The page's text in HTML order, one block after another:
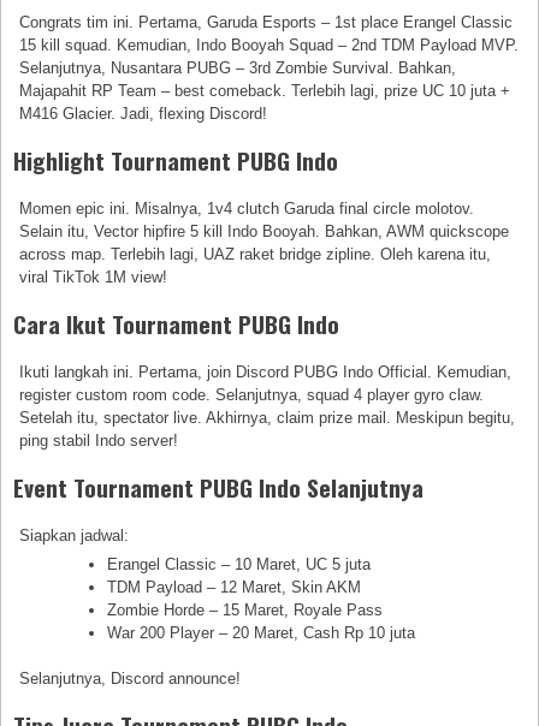
Congrats tim ini. Pertama, Garuda Esports – 1st place Erangel Classic
15 kill squad. Kemudian, Indo Booyah Squad – 2nd TDM Payload MVP.
Selanjutnya, Nusantara PUBG – 3rd Zombie Survival. Bahkan,
Majapahit RP Team – best comeback. Terlebih lagi, prize UC 10 juta +
M416 Glacier. Jadi, flexing Discord!
Highlight Tournament PUBG Indo
Momen epic ini. Misalnya, 1v4 clutch Garuda final circle molotov.
Selain itu, Vector hipfire 5 kill Indo Booyah. Bahkan, AWM quickscope
across map. Terlebih lagi, UAZ raket bridge zipline. Oleh karena itu,
viral TikTok 1M view!
Cara Ikut Tournament PUBG Indo
Ikuti langkah ini. Pertama, join Discord PUBG Indo Official. Kemudian,
register custom room code. Selanjutnya, squad 4 player gyro claw.
Setelah itu, spectator live. Akhirnya, claim prize mail. Meskipun begitu,
ping stabil Indo server!
Event Tournament PUBG Indo Selanjutnya
Siapkan jadwal:
Erangel Classic – 10 Maret, UC 5 juta
TDM Payload – 12 Maret, Skin AKM
Zombie Horde – 15 Maret, Royale Pass
War 200 Player – 20 Maret, Cash Rp 10 juta
Selanjutnya, Discord announce!